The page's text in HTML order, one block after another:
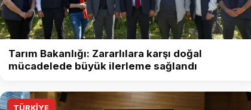
Tarım Bakanlığı: Zararlılara karşı doğal
mücadelede büyük ilerleme sağlandı
TÜRKİYE